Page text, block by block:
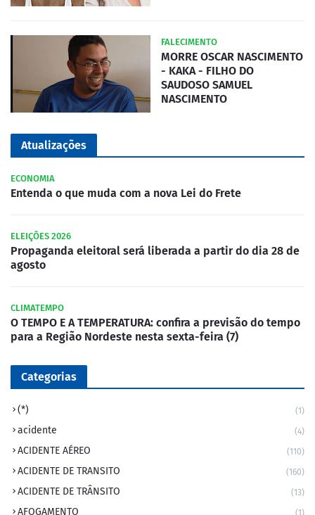
FALECIMENTO
MORRE OSCAR NASCIMENTO
- KAKA - FILHO DO
SAUDOSO SAMUEL
NASCIMENTO
Atualizações
ECONOMIA
Entenda o que muda com a nova Lei do Frete
ELEIÇÕES 2026
Propaganda eleitoral será liberada a partir do dia 28 de
agosto
CLIMATEMPO
O TEMPO E A TEMPERATURA: confira a previsão do tempo
para a Região Nordeste nesta sexta-feira (7)
Categorias
(*) (1)
acidente (4)
ACIDENTE AÉREO (110)
ACIDENTE DE TRANSITO (160)
ACIDENTE DE TRÂNSITO (13)
AFOGAMENTO (1)